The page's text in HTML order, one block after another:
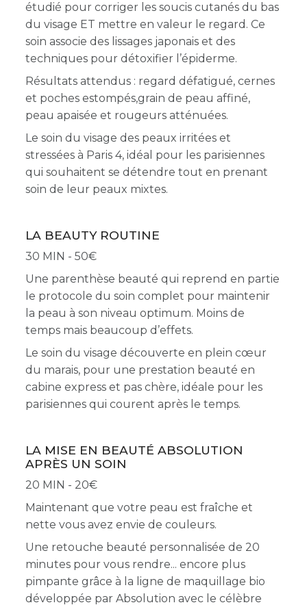
étudié pour corriger les soucis cutanés du bas
du visage ET mettre en valeur le regard. Ce
soin associe des lissages japonais et des
techniques pour détoxifier l’épiderme.
Résultats attendus : regard défatigué, cernes
et poches estompés,grain de peau affiné,
peau apaisée et rougeurs atténuées.
Le soin du visage des peaux irritées et
stressées à Paris 4, idéal pour les parisiennes
qui souhaitent se détendre tout en prenant
soin de leur peaux mixtes.
LA BEAUTY ROUTINE
30 MIN - 50
Une parenthèse beauté qui reprend en partie
le protocole du soin complet pour maintenir
la peau à son niveau optimum. Moins de
temps mais beaucoup d’effets.
Le soin du visage découverte en plein cœur
du marais, pour une prestation beauté en
cabine express et pas chère, idéale pour les
parisiennes qui courent après le temps.
LA MISE EN BEAUTÉ ABSOLUTION
APRÈS UN SOIN
20 MIN - 20
Maintenant que votre peau est fraîche et
nette vous avez envie de couleurs.
Une retouche beauté personnalisée de 20
minutes pour vous rendre... encore plus
pimpante grâce à la ligne de maquillage bio
développée par Absolution avec le célèbre